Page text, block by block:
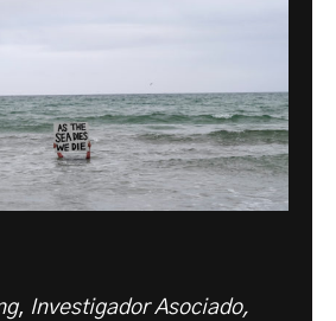
, Investigador Asociado,